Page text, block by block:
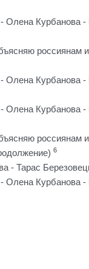
Олена Курбанова -
россиянам
Олена Курбанова -
Олена Курбанова -
россиянам
6
- Тарас
Олена Курбанова -